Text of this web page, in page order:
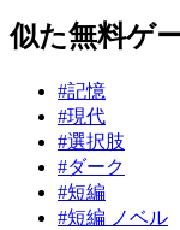
似た無料ゲ
#記憶
#現代
#選択肢
#ダーク
#短編
#短編 ノベル